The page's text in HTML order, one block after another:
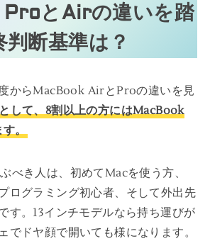
とAirの違いを踏
判断基準は？
からMacBook AirとProの違いを見
して、8割以上の方にはMacBook
す。
べき人は、初めてMacを使う方、
ログラミング初心者、そして外出先
す。13インチモデルなら持ち運びが
でドヤ顔で開いても様になります。